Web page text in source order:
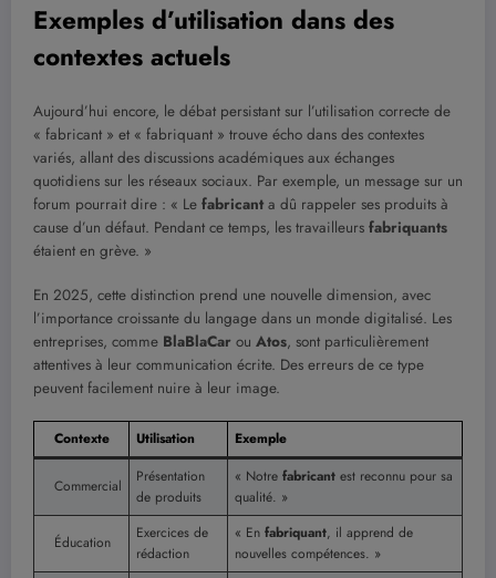
Exemples d’utilisation dans des
contextes actuels
Aujourd’hui encore, le débat persistant sur l’utilisation correcte de
« fabricant » et « fabriquant » trouve écho dans des contextes
variés, allant des discussions académiques aux échanges
quotidiens sur les réseaux sociaux. Par exemple, un message sur un
forum pourrait dire : « Le fabricant a dû rappeler ses produits à
cause d’un défaut. Pendant ce temps, les travailleurs fabriquants
étaient en grève. »
En 2025, cette distinction prend une nouvelle dimension, avec
l’importance croissante du langage dans un monde digitalisé. Les
entreprises, comme BlaBlaCar ou Atos, sont particulièrement
attentives à leur communication écrite. Des erreurs de ce type
peuvent facilement nuire à leur image.
Contexte Utilisation Exemple
Commercial
Présentation
de produits
« Notre fabricant est reconnu pour sa
qualité. »
Éducation
Exercices de
rédaction
« En fabriquant, il apprend de
nouvelles compétences. »